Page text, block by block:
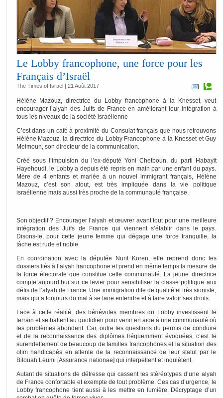
Le Lobby francophone, une force pour les
Français d’Israël
The Times of Israel | 21 Août 2017
Hélène Mazouz, directrice du Lobby francophone à la Knesset, veut
encourager l’alyah des Juifs de France en améliorant leur intégration à
tous les niveaux de la société israélienne
C’est dans un café à proximité du Consulat français que nous retrouvons
Hélène Mazouz, la directrice du Lobby Francophone à la Knesset et Guy
Meimoun, son directeur de la communication.
Créé sous l’impulsion du l’ex-député Yoni Chetboun, du parti Habayit
Hayehoudi, le Lobby a depuis été repris en main par une enfant du pays.
Mère de 4 enfants et mariée à un nouvel immigrant français, Hélène
Mazouz, c’est son atout, est très impliquée dans la vie politique
israélienne mais aussi très proche de la communauté française.
Son objectif ? Encourager l’alyah et œuvrer avant tout pour une meilleure
intégration des Juifs de France qui viennent s’établir dans le pays.
Disons-le, pour cette jeune femme qui dégage une force tranquille, la
tâche est rude et noble.
En coordination avec la députée Nurit Koren, elle reprend donc les
dossiers liés à l’alyah francophone et prend en même temps la mesure de
la force électorale que constitue cette communauté. La jeune directrice
compte aujourd’hui sur ce levier pour sensibiliser la classe politique aux
défis de l’alyah de France. Une immigration dite de qualité et très sioniste,
mais qui a toujours du mal à se faire entendre et à faire valoir ses droits.
Face à cette réalité, des bénévoles membres du Lobby investissent le
terrain et se battent au quotidien pour venir en aide à une communauté où
les problèmes abondent. Car, outre les questions du permis de conduire
et de la reconnaissance des diplômes fréquemment évoquées, c’est le
surendettement de beaucoup de familles francophones et la situation des
olim handicapés en attente de la reconnaissance de leur statut par le
Bitouah Leumi [Assurance nationae] qui interpellent et inquiètent.
Autant de situations de détresse qui cassent les stéréotypes d’une alyah
de France confortable et exempte de tout problème. Ces cas d’urgence, le
Lobby francophone tient aussi à les mettre en lumière. Décryptage d’un